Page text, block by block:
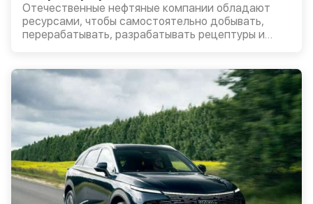
Отечественные нефтяные компании обладают
ресурсами, чтобы самостоятельно добывать,
перерабатывать, разрабатывать рецептуры и